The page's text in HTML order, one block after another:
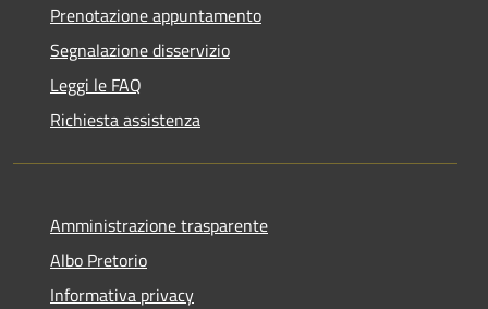
Prenotazione appuntamento
Segnalazione disservizio
Leggi le FAQ
Richiesta assistenza
Amministrazione trasparente
Albo Pretorio
Informativa privacy